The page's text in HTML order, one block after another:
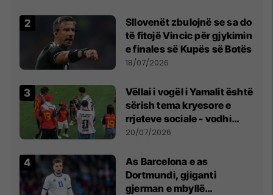
Sllovenët zbulojnë se sa do
të fitojë Vincic për gjykimin
e finales së Kupës së Botës
18/07/2026
Vëllai i vogël i Yamalit është
sërish tema kryesore e
rrjeteve sociale - vodhi
vëmendjen pas finales së
20/07/2026
As Barcelona e as
Dortmundi, gjiganti
gjerman e mbyllë